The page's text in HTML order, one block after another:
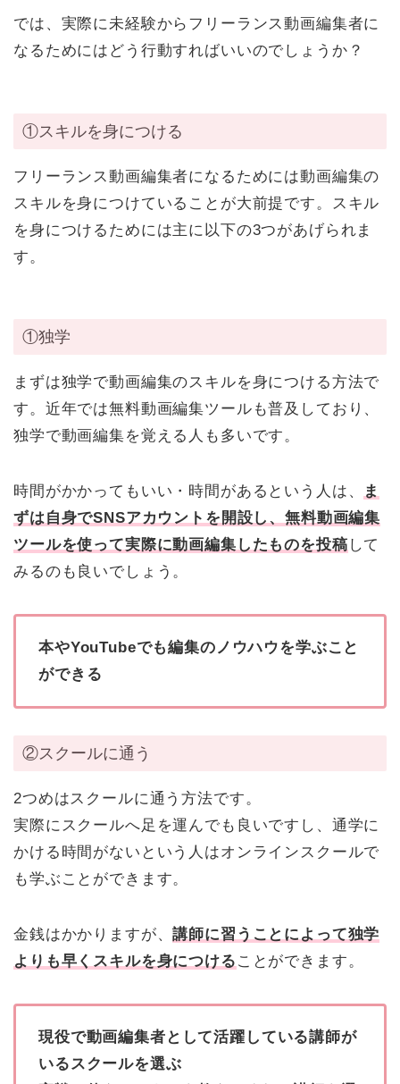
では、実際に未経験からフリーランス動画編集者に
なるためにはどう行動すればいいのでしょうか？
①スキルを身につける
フリーランス動画編集者になるためには動画編集の
スキルを身につけていることが大前提です。スキル
を身につけるためには主に以下の3つがあげられま
す。
①独学
まずは独学で動画編集のスキルを身につける方法で
す。近年では無料動画編集ツールも普及しており、
独学で動画編集を覚える人も多いです。
時間がかかってもいい・時間があるという人は、
ま
ずは自身でSNSアカウントを開設し、無料動画編集
ツールを使って実際に動画編集したものを投稿 して
みるのも良いでしょう。
本やYouTubeでも編集のノウハウを学ぶこと
ができる
②スクールに通う
2つめはスクールに通う方法です。
実際にスクールへ足を運んでも良いですし、通学に
かける時間がないという人はオンラインスクールで
も学ぶことができます。
金銭はかかりますが、講師に習うことによって独学
よりも早くスキルを身につける ことができます。
現役で動画編集者として活躍している講師が
いるスクールを選ぶ